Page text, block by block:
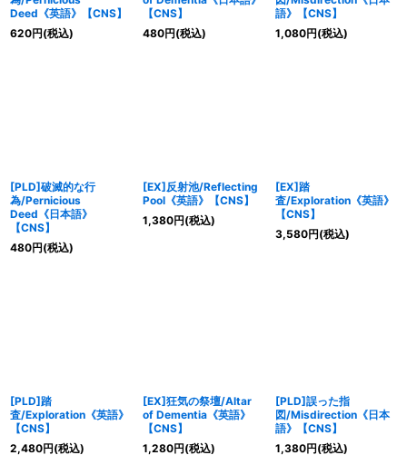
Deed《英語》【CNS】
620円(税込)
【CNS】
480円(税込)
語》【CNS】
1,080円(税込)
[PLD]破滅的な行
為/Pernicious
Deed《日本語》
【CNS】
480円(税込)
[EX]反射池/Reflecting
Pool《英語》【CNS】
1,380円(税込)
[EX]踏
査/Exploration《英語》
【CNS】
3,580円(税込)
[PLD]踏
査/Exploration《英語》
【CNS】
2,480円(税込)
[EX]狂気の祭壇/Altar
of Dementia《英語》
【CNS】
1,280円(税込)
[PLD]誤った指
図/Misdirection《日本
語》【CNS】
1,380円(税込)